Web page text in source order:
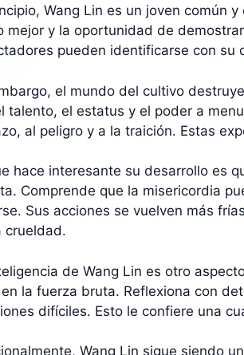
Wang Lin es un joven común
mejor y la oportunidad de
pueden identificarse con su
el mundo del cultivo
talento, el estatus y el poder a
al peligro y a la traición. Estas
hace interesante su desarrollo es
Comprende que la misericordia
Sus acciones se vuelven más
crueldad.
de Wang Lin es otro
la fuerza bruta. Reflexiona con
difíciles. Esto le confiere una
Wang Lin sigue siendo